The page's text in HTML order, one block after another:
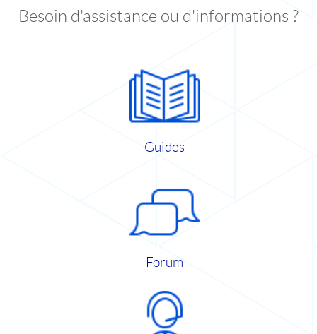
Besoin d'assistance ou d'informations ?
Guides
Forum